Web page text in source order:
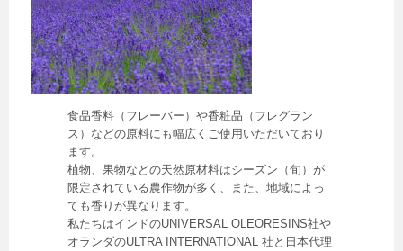
食品香料（フレーバー）や香粧品（フレグラン
ス）などの原料にも幅広くご使用いただいており
ます。
植物、果物などの天然原材料はシーズン（旬）が
限定されている農作物が多く、また、地域によっ
ても香りが異なります。
私たちはインドのUNIVERSAL OLEORESINS社や
オランダのULTRA INTERNATIONAL 社と日本代理